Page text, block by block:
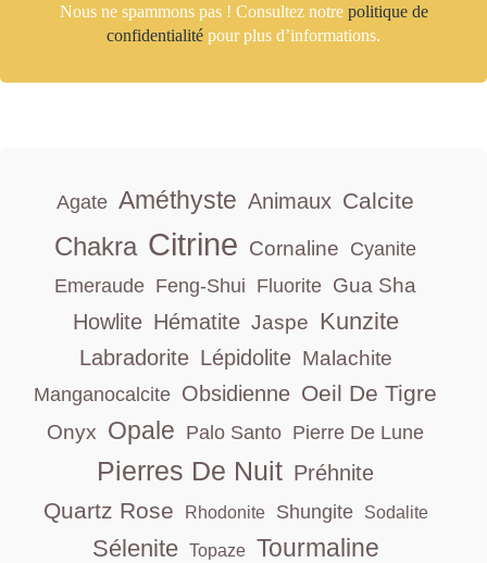
Nous ne spammons pas ! Consultez notre politique de
confidentialité pour plus d’informations.
Agate Améthyste Animaux Calcite
Chakra Citrine Cornaline Cyanite
Emeraude Feng-Shui Fluorite Gua Sha
Howlite Hématite Jaspe Kunzite
Labradorite Lépidolite Malachite
Manganocalcite Obsidienne Oeil De Tigre
Onyx Opale Palo Santo Pierre De Lune
Pierres De Nuit Préhnite
Quartz Rose Rhodonite Shungite Sodalite
Sélenite Topaze Tourmaline